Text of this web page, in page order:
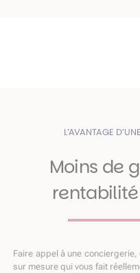
L’AVANTAGE
Moins de
Faire appel à une conciergerie,
sur mesure qui vous fait